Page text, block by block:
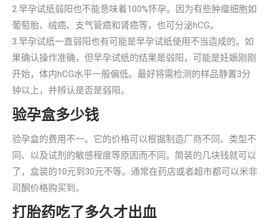
2.早孕试纸弱阳也不能意味着100%怀孕。因为有些肿瘤细胞如
葡萄胎、绒癌、支气管癌和肾癌等，也可分泌hCG。
3.早孕试纸一直弱阳也有可能是早孕试纸使用不当造成的。如
果确认操作准确，但早孕试纸的结果是弱阳，可能是妊娠刚刚
开始，体内hCG水平一般偏低。最好将需检测的样品静置3分
钟以上，并辨认是否是弱阳。
验孕盒多少钱
验孕盒的费用不一。它的价格可以根据制造厂商不同、类型不
同、以及试剂的敏感程度等原因而不同。简装的几块钱就可以
了，盒装的10元到30元不等。通常在药店或者超市都可以米非
司酮价格购买到。
打胎药吃了多久才出血